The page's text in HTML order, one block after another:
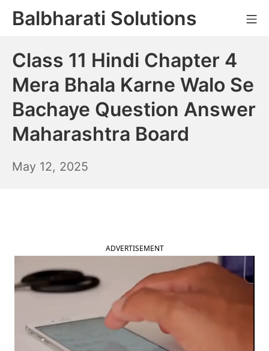
SkipBalbharati Solutions
Class 11 Hindi Chapter 4
Mera Bhala Karne Walo Se
Bachaye Question Answer
Maharashtra Board
May 12, 2025
ADVERTISEMENT